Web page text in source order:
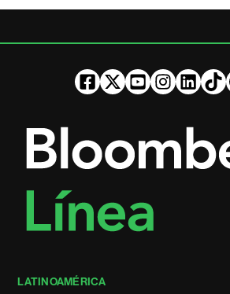
LATINOAMÉRICA